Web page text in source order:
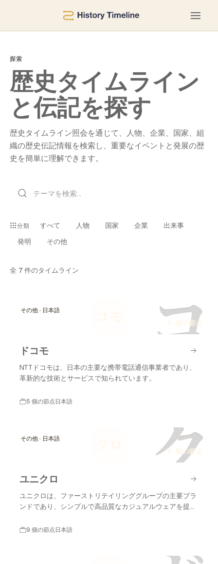
探索
歴史タイムライン
と伝記を探す
歴史タイムライン照会を通じて、人物、企業、国家、組
織の歴史伝記情報を検索し、重要なイベントと発展の歴
史を簡単に理解できます。
分類 すべて 人物 国家 企業
出来事
発明
その他
全 7 件のタイムライン
コ
その他 · 日本語
5 個の節点
ドコモ
NTTドコモは、日本の主要な携帯電話通信事業者であり、
革新的な技術とサービスで知られています。
5 個の節点日本語
ク
その他 · 日本語
9 個の節点
ユニクロ
ユニクロは、ファーストリテイリンググループの主要ブラ
ンドであり、シンプルで高品質なカジュアルウェアを提供
9 個の節点日本語